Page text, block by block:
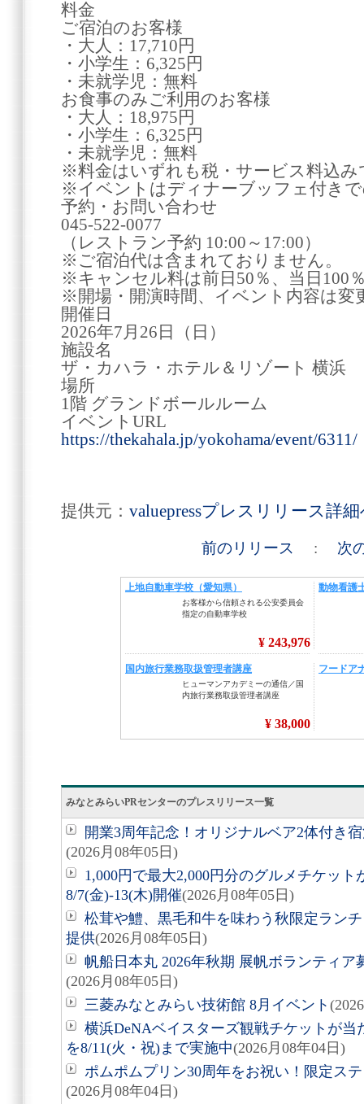
料金
ご宿泊のお客様
・大人：17,710円
・小学生：6,325円
・未就学児：無料
お食事のみご利用のお客様
・大人：18,975円
・小学生：6,325円
・未就学児：無料
※料金はいずれも税・サービス料込み
※イベントはディナーブッフェ付き
予約・お問い合わせ
045-522-0077
（レストラン予約 10:00～17:00）
※ご宿泊代は含まれておりません。
※キャンセル料は前日50％、当日100
※開場・開演時間、イベント内容は変
開催日
2026年7月26日（日）
施設名
ザ・カハラ・ホテル＆リゾート 横浜
場所
1階 グランドボールルーム
イベントURL
https://thekahala.jp/yokohama/event/6311/
提供元： valuepressプレスリリース詳
前のリリース : 次
みなとみらいPRセンターのプレスリリース一覧
開業3周年記念！オリジナルベア2体付き
(2026月08年05日)
1,000円で最大2,000円分のグルメチケッ
8/7(金)-13(木)開催(2026月08年05日)
松茸や鱧、黒毛和牛を味わう秋限定ラン
提供(2026月08年05日)
帆船日本丸 2026年秋期 展帆ボランティア
(2026月08年05日)
三菱みなとみらい技術館 8月イベント
横浜DeNAベイスターズ観戦チケットが
を8/11(火・祝)まで実施中(2026月08年04日)
ポムポムプリン30周年をお祝い！限定ス
(2026月08年04日)